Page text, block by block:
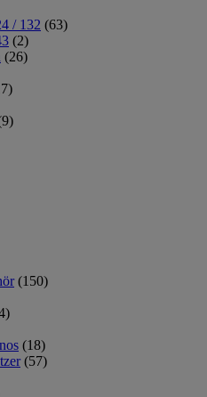
/ 132 (63)
(2)
(26)
(150)
(18)
(57)